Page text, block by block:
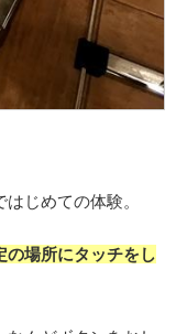
じめての体験。
の場所にタッチをし